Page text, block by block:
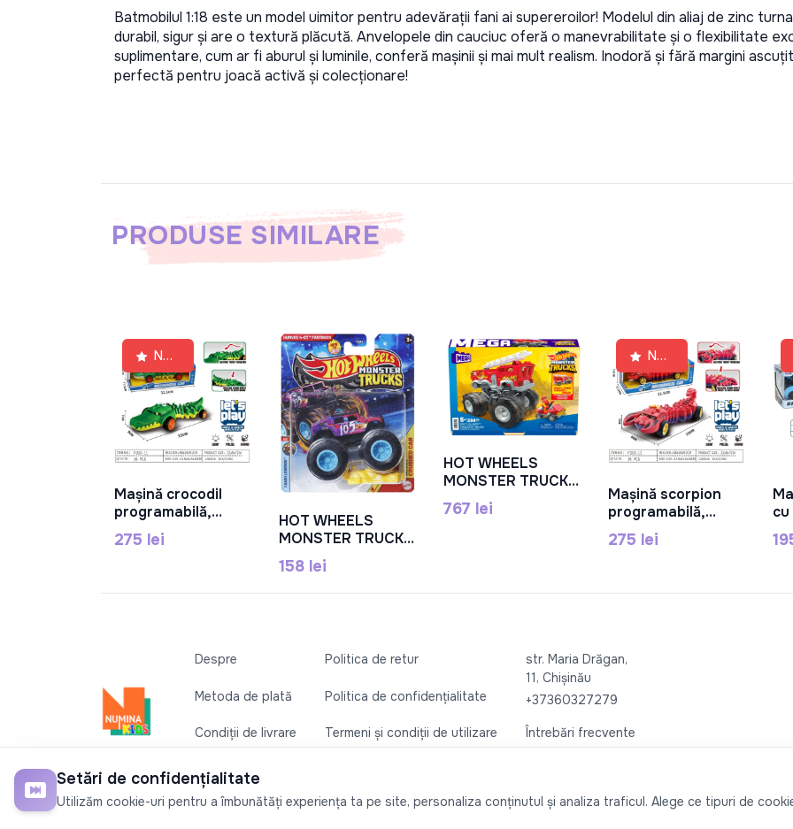
Batmobilul 1:18 este un model uimitor pentru adevărații fani ai supereroilor! Modelul din aliaj de zinc
durabil, sigur și are o textură plăcută. Anvelopele din cauciuc oferă o manevrabilitate și o flexibilitate
suplimentare, cum ar fi aburul și luminile, conferă mașinii și mai mult realism. Inodoră și fără margini
perfectă pentru joacă activă și colecționare!
PRODUSE SIMILARE
New
În Coș
Mașină crocodil
programabilă,
electrică, lumină,
sunet,
275 lei
În Coș
HOT WHEELS
MONSTER TRUCK
MASINUTA HUMVEE
4-CT FASTBACK
SCARA 1:64,
158 lei
În Coș
HOT WHEELS
MONSTER TRUCK
MEGA SET
CONSTRUCTIE 5
767 lei
New
În Coș
Mașină scorpion
programabilă,
electrică, lumină,
sunet, IC universal,
275 lei
Despre Politica de retur
Metoda de plată Politica de confidențialitate
Condiții de livrare Termeni și condiții de utilizare
Întrebări frecvente
str. Maria Drăgan,
11, Chișinău
+37360327279
©2026 Numina Kids. Toate drepturile rezervate
Setări de confidențialitate
Utilizăm cookie-uri pentru a îmbunătăți experiența ta pe site, personaliza conținutul și analiza traficul. Alege ce tipuri de